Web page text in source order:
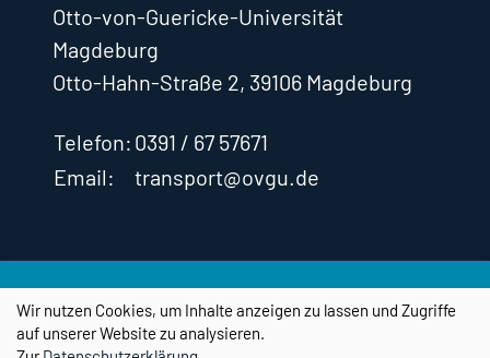
Otto-von-Guericke-Universität
Magdeburg
Otto-Hahn-Straße 2, 39106 Magdeburg
Telefon: 0391 / 67 57671
Email:
transport@ovgu.de
Einstellungen
Wir nutzen Cookies, um Inhalte anzeigen zu lassen und Zugriffe
auf unserer Website zu analysieren.